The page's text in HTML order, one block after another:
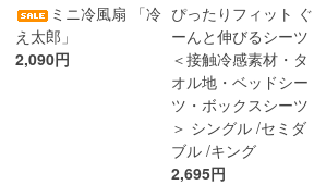
ミニ冷風扇 「冷
え太郎」
2,090円
ぴったりフィット ぐ
ーんと伸びるシーツ
＜接触冷感素材・タ
オル地・ベッドシー
ツ・ボックスシーツ
＞ シングル /セミダ
ブル /キング
2,695円